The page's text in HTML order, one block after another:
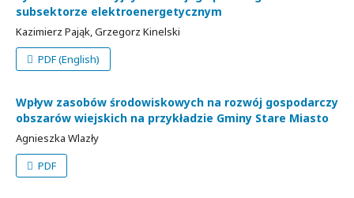
subsektorze elektroenergetycznym
Kazimierz Pająk, Grzegorz Kinelski
PDF (English)
Wpływ zasobów środowiskowych na rozwój gospodarczy
obszarów wiejskich na przykładzie Gminy Stare Miasto
Agnieszka Wlazły
PDF